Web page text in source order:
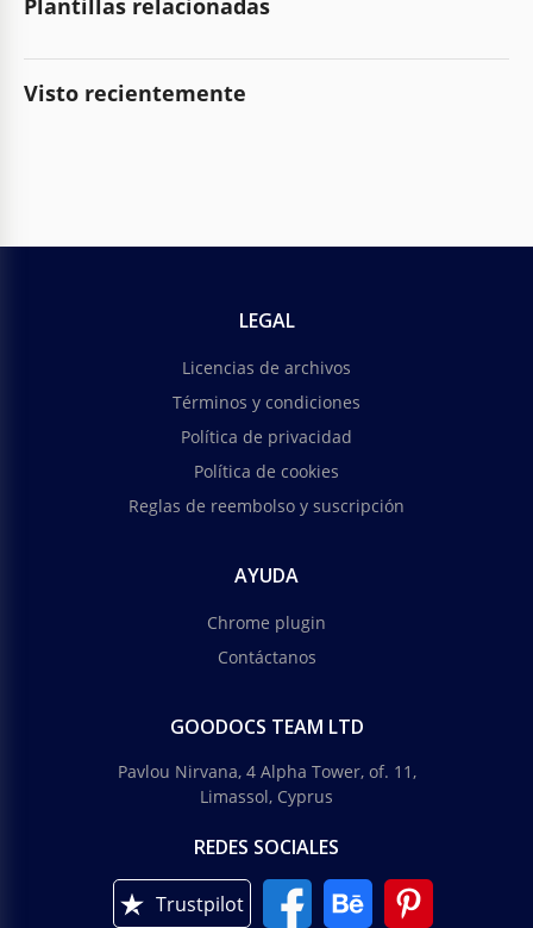
Plantillas relacionadas
Visto recientemente
LEGAL
Licencias de archivos
Términos y condiciones
Política de privacidad
Política de cookies
Reglas de reembolso y suscripción
AYUDA
Chrome plugin
Contáctanos
GOODOCS TEAM LTD
Pavlou Nirvana, 4 Alpha Tower, of. 11,
Limassol, Cyprus
REDES SOCIALES
Trustpilot